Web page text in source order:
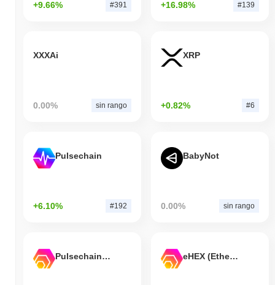
+9.66% #391 +16.98% #139
XXXAi
0.00% sin rango
XRP
+0.82% #6
Pulsechain
+6.10% #192
BabyNot
0.00% sin rango
Pulsechain Bridged HEX (Pulsechain) eHEX (Ethereum)